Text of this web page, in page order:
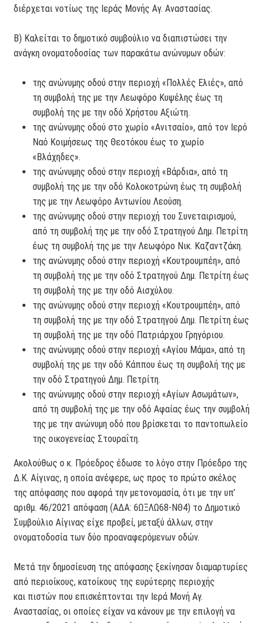
διέρχεται νοτίως της Ιεράς Μονής Αγ. Αναστασίας.
Β) Καλείται το δημοτικό συμβούλιο να διαπιστώσει την
ανάγκη ονοματοδοσίας των παρακάτω ανώνυμων οδών:
της ανώνυμης οδού στην περιοχή «Πολλές Ελιές», από
τη συμβολή της με την Λεωφόρο Κυψέλης έως τη
συμβολή της με την οδό Χρήστου Αξιώτη.
της ανώνυμης οδού στο χωρίο «Ανιτσαίο», από τον Ιερό
Ναό Κοιμήσεως της Θεοτόκου έως το χωρίο
«Βλάχηδες».
της ανώνυμης οδού στην περιοχή «Βάρδια», από τη
συμβολή της με την οδό Κολοκοτρώνη έως τη συμβολή
της με την Λεωφόρο Αντωνίου Λεούση.
της ανώνυμης οδού στην περιοχή του Συνεταιρισμού,
από τη συμβολή της με την οδό Στρατηγού Δημ. Πετρίτη
έως τη συμβολή της με την Λεωφόρο Νικ. Καζαντζάκη.
της ανώνυμης οδού στην περιοχή «Κουτρουμπέη», από
τη συμβολή της με την οδό Στρατηγού Δημ. Πετρίτη έως
τη συμβολή της με την οδό Αισχύλου.
της ανώνυμης οδού στην περιοχή «Κουτρουμπέη», από
τη συμβολή της με την οδό Στρατηγού Δημ. Πετρίτη έως
τη συμβολή της με την οδό Πατριάρχου Γρηγόριου.
της ανώνυμης οδού στην περιοχή «Αγίου Μάμα», από τη
συμβολή της με την οδό Κάππου έως τη συμβολή της με
την οδό Στρατηγού Δημ. Πετρίτη.
της ανώνυμης οδού στην περιοχή «Αγίων Ασωμάτων»,
από τη συμβολή της με την οδό Αφαίας έως την συμβολή
της με την ανώνυμη οδό που βρίσκεται το παντοπωλείο
της οικογενείας Στουραΐτη.
Ακολούθως ο κ. Πρόεδρος έδωσε το λόγο στην Πρόεδρο της
Δ.Κ. Αίγινας, η οποία ανέφερε, ως προς το πρώτο σκέλος
της απόφασης που αφορά την μετονομασία, ότι με την υπ’
αριθμ. 46/2021 απόφαση (ΑΔΑ: 6ΩΞΛΩ68-ΝΘ4) το Δημοτικό
Συμβούλιο Αίγινας είχε προβεί, μεταξύ άλλων, στην
ονοματοδοσία των δύο προαναφερόμενων οδών.
Μετά την δημοσίευση της απόφασης ξεκίνησαν διαμαρτυρίες
από περιοίκους, κατοίκους της ευρύτερης περιοχής
και πιστών που επισκέπτονται την Ιερά Μονή Αγ.
Αναστασίας, οι οποίες είχαν να κάνουν με την επιλογή να